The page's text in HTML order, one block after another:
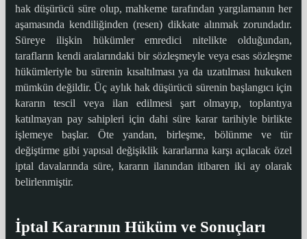
hak düşürücü süre olup, mahkeme tarafından yargılamanın her
aşamasında kendiliğinden (resen) dikkate alınmak zorundadır.
Süreye ilişkin hükümler emredici nitelikte olduğundan,
tarafların kendi aralarındaki bir sözleşmeyle veya esas sözleşme
hükümleriyle bu sürenin kısaltılması ya da uzatılması hukuken
mümkün değildir. Üç aylık hak düşürücü sürenin başlangıcı için
kararın tescil veya ilan edilmesi şart olmayıp, toplantıya
katılmayan pay sahipleri için dahi süre karar tarihiyle birlikte
işlemeye başlar. Öte yandan, birleşme, bölünme ve tür
değiştirme gibi yapısal değişiklik kararlarına karşı açılacak özel
iptal davalarında süre, kararın ilanından itibaren iki ay olarak
belirlenmiştir.
İptal Kararının Hüküm ve Sonuçları